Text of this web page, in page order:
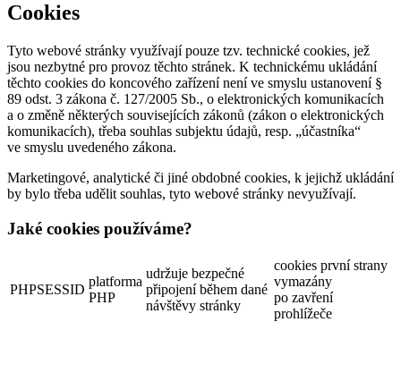
Cookies
Tyto webové stránky využívají pouze tzv. technické cookies, jež
jsou nezbytné pro provoz těchto stránek. K technickému ukládání
těchto cookies do koncového zařízení není ve smyslu ustanovení §
89 odst. 3 zákona č. 127/2005 Sb., o elektronických komunikacích
a o změně některých souvisejících zákonů (zákon o elektronických
komunikacích), třeba souhlas subjektu údajů, resp. „účastníka“
ve smyslu uvedeného zákona.
Marketingové, analytické či jiné obdobné cookies, k jejichž ukládání
by bylo třeba udělit souhlas, tyto webové stránky nevyužívají.
Jaké cookies používáme?
PHPSESSID
platforma
PHP
udržuje bezpečné
připojení během dané
návštěvy stránky
cookies první strany
vymazány
po zavření
prohlížeče